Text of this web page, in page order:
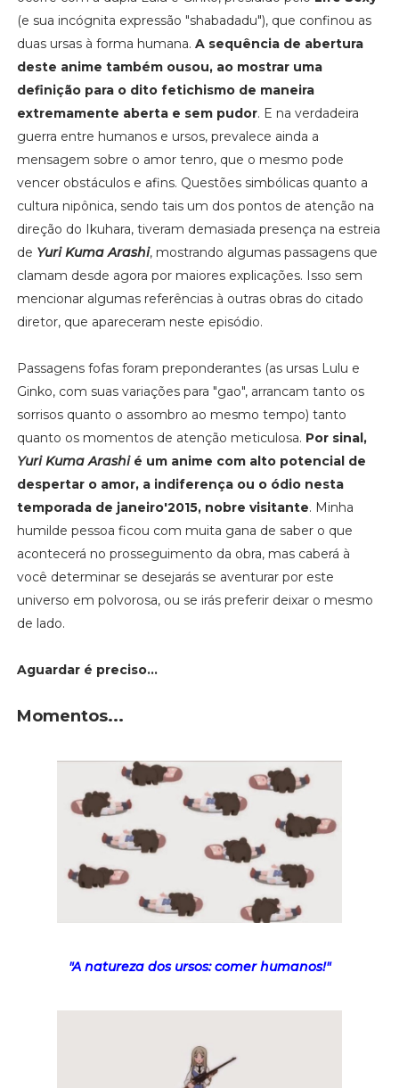
(e sua incógnita expressão "shabadadu"), que confinou as
duas ursas à forma humana. A sequência de abertura
deste anime também ousou, ao mostrar uma
definição para o dito fetichismo de maneira
extremamente aberta e sem pudor. E na verdadeira
guerra entre humanos e ursos, prevalece ainda a
mensagem sobre o amor tenro, que o mesmo pode
vencer obstáculos e afins. Questões simbólicas quanto a
cultura nipônica, sendo tais um dos pontos de atenção na
direção do Ikuhara, tiveram demasiada presença na estreia
de Yuri Kuma Arashi, mostrando algumas passagens que
clamam desde agora por maiores explicações. Isso sem
mencionar algumas referências à outras obras do citado
diretor, que apareceram neste episódio.
Passagens fofas foram preponderantes (as ursas Lulu e
Ginko, com suas variações para "gao", arrancam tanto os
sorrisos quanto o assombro ao mesmo tempo) tanto
quanto os momentos de atenção meticulosa. Por sinal,
Yuri Kuma Arashié um anime com alto potencial de
despertar o amor, a indiferença ou o ódio nesta
temporada de janeiro'2015, nobre visitante. Minha
humilde pessoa ficou com muita gana de saber o que
acontecerá no prosseguimento da obra, mas caberá à
você determinar se desejarás se aventurar por este
universo em polvorosa, ou se irás preferir deixar o mesmo
de lado.
Aguardar é preciso...
Momentos...
"A natureza dos ursos: comer humanos!"